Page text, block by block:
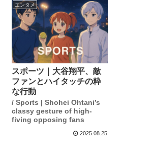
エンタメ
スポーツ｜大谷翔平、敵
ファンとハイタッチの粋
な行動
/ Sports | Shohei Ohtani’s
classy gesture of high-
fiving opposing fans
2025.08.25